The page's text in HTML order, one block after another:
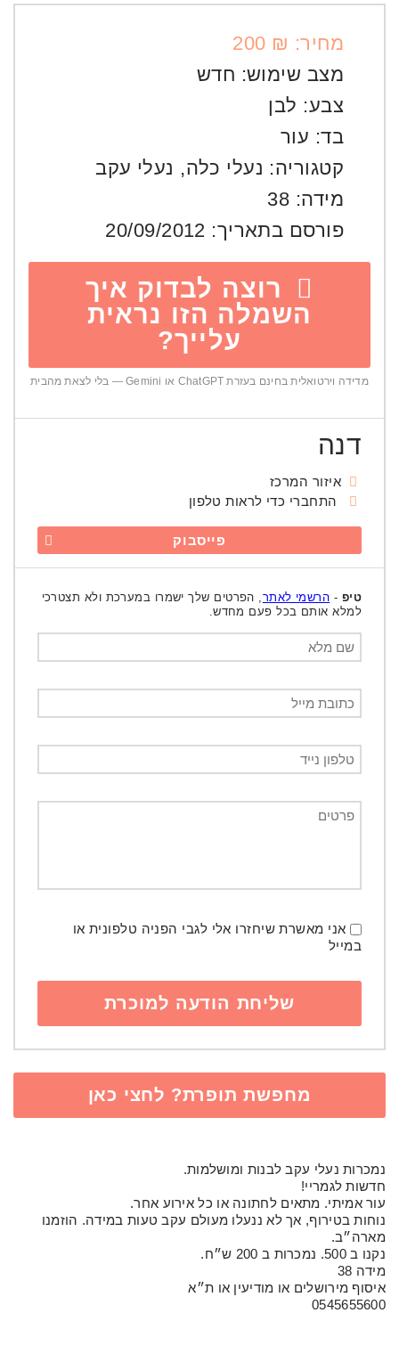
מחיר: ₪ 200
מצב שימוש: חדש
צבע: לבן
בד: עור
קטגוריה: נעלי כלה, נעלי עקב
מידה: 38
פורסם בתאריך: 20/09/2012
רוצה לבדוק איך
השמלה הזו נראית
עלייך?
מדידה וירטואלית בחינם בעזרת ChatGPT או Gemini — בלי לצאת מהבית
דנה
איזור המרכז
התחברי כדי לראות טלפון
פייסבוק
טיפ - הרשמי לאתר, הפרטים שלך ישמרו במערכת ולא תצטרכי
למלא אותם בכל פעם מחדש.
אני מאשרת שיחזרו אלי לגבי הפניה טלפונית או
במייל
מחפשת תופרת? לחצי כאן
נמכרות נעלי עקב לבנות ומושלמות.
חדשות לגמריי!
עור אמיתי. מתאים לחתונה או כל אירוע אחר.
נוחות בטירוף, אך לא ננעלו מעולם עקב טעות במידה. הוזמנו
מארה״ב.
נקנו ב 500. נמכרות ב 200 ש״ח.
מידה 38
איסוף מירושלים או מודיעין או ת״א
0545655600